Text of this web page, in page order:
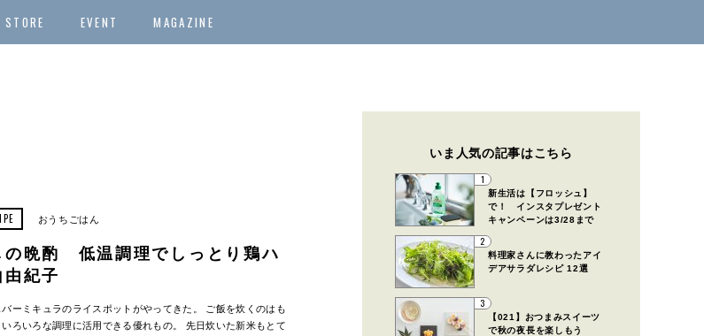
STORE EVENT MAGAZINE
おうちごはん
の晩酌 低温調理でしっとり鶏ハ
由紀子
ーミキュラのライスポットがやってきた。 ご飯を炊くのはも
ろいろな調理に活用できる優れもの。 先日炊いた新米もとて
いま人気の記事はこちら
1
新生活は【フロッシュ】
で！ インスタプレゼント
キャンペーンは3/28まで
2
料理家さんに教わったアイ
デアサラダレシピ 12選
3
【021】おつまみスイーツ
で秋の夜長を楽しもう